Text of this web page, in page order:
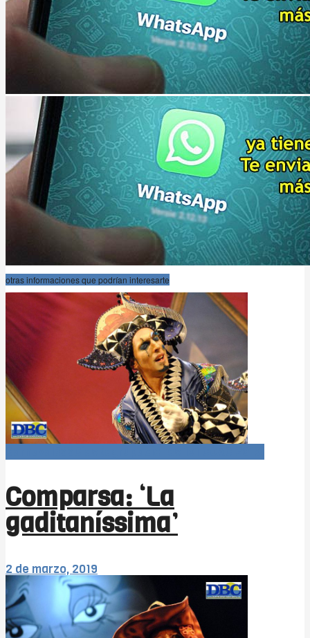
otras informaciones que podrían interesarte
Comparsa: ‘La
gaditaníssima’
2 de marzo, 2019